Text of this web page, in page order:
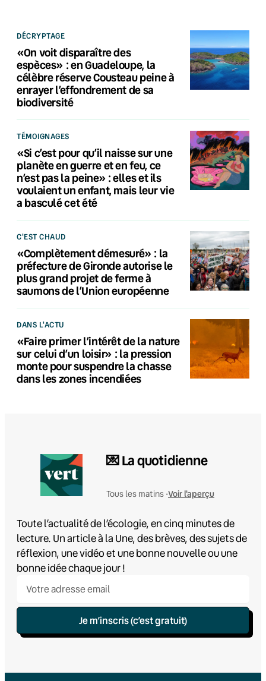
DÉCRYPTAGE
«On voit disparaître des
espèces» : en Guadeloupe, la
célèbre réserve Cousteau peine à
enrayer l’effondrement de sa
biodiversité
TÉMOIGNAGES
«Si c’est pour qu’il naisse sur une
planète en guerre et en feu, ce
n’est pas la peine» : elles et ils
voulaient un enfant, mais leur vie
a basculé cet été
C'EST CHAUD
«Complètement démesuré» : la
préfecture de Gironde autorise le
plus grand projet de ferme à
saumons de l’Union européenne
DANS L'ACTU
«Faire primer l’intérêt de la nature
sur celui d’un loisir» : la pression
monte pour suspendre la chasse
dans les zones incendiées
💌 La quotidienne
Tous les matins •Voir l'aperçu
Toute l’actualité de l’écologie, en cinq minutes de
lecture. Un article à la Une, des brèves, des sujets de
réflexion, une vidéo et une bonne nouvelle ou une
bonne idée chaque jour !
Je m’inscris (c’est gratuit)